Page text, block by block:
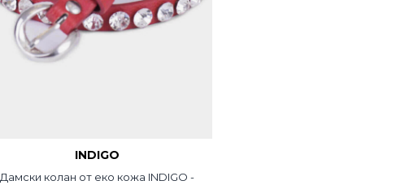
INDIGO
Дамски колан от еко кожа INDIGO -